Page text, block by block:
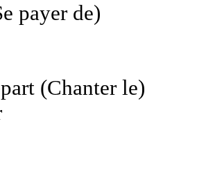
payer de)
(Chanter le)